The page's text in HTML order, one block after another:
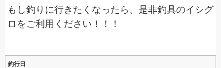
もし釣りに行きたくなったら、是非釣具のイシグ
ロをご利用ください！！！
釣行日